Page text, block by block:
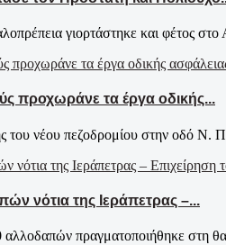
γιορτάστηκε και φέτος
προχωράνε τα έργα οδικής...
του νέου πεζοδρομίου στην οδό Ν.
νότια της Ιεράπετρας –...
αλλοδαπών πραγματοποιήθηκε στη